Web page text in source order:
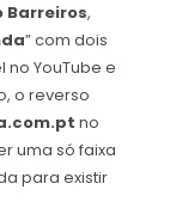
Barreiros,
” com dois
no YouTube e
o reverso
no
uma só faixa
para existir